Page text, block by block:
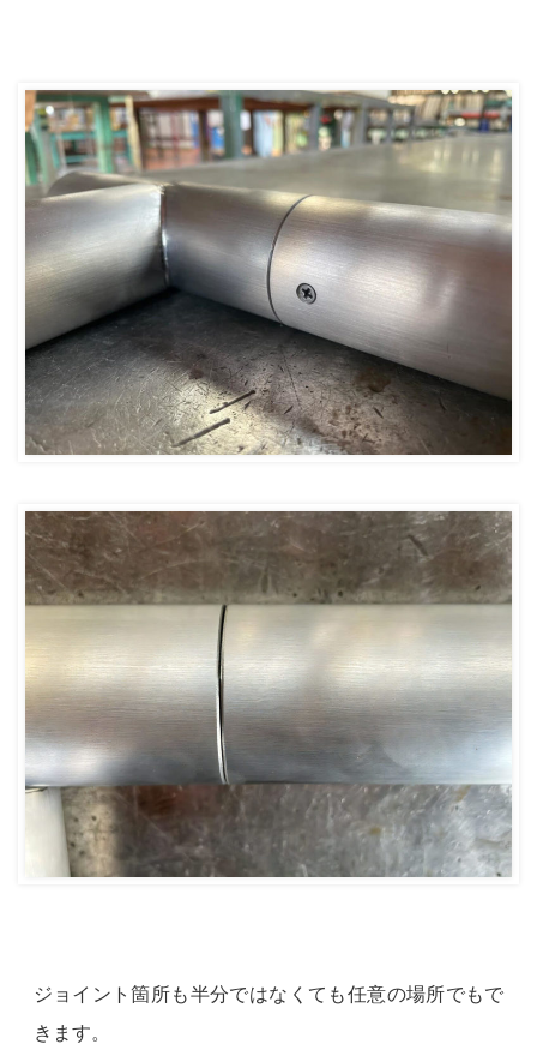
ジョイント箇所も半分ではなくても任意の場所でもで
きます。